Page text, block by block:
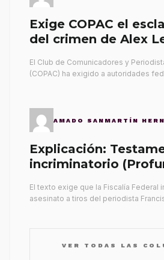
Exige COPAC el
del crimen de Alex
El Club de Comunicadores y
(COPAC) ha exigido a autoridades
AMADO SANMARTÍN
Explicación:
incriminatorio
El texto exige que la Fiscalía Federal
asesinato a tiros del periodista
VER TODAS LAS